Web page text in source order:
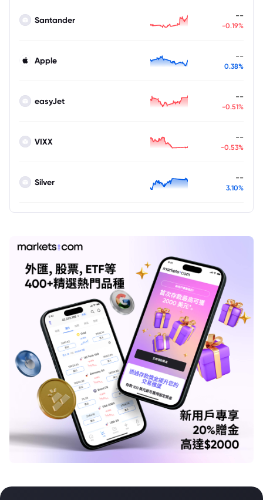
Santander --
-0.19%
Apple --
0.38%
easyJet --
-0.51%
VIXX --
-0.53%
Silver --
3.10%